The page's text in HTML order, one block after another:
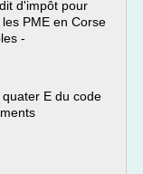
d'impôt pour
PME en Corse
-
E du code